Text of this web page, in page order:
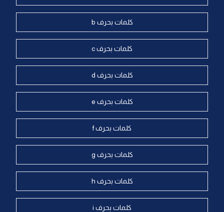
كلمات بحرف b
كلمات بحرف c
كلمات بحرف d
كلمات بحرف e
كلمات بحرف f
كلمات بحرف g
كلمات بحرف h
كلمات بحرف i